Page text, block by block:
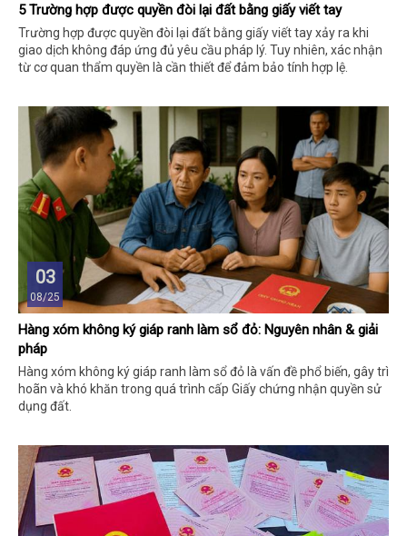
5 Trường hợp được quyền đòi lại đất bằng giấy viết tay
Trường hợp được quyền đòi lại đất bằng giấy viết tay xảy ra khi
giao dịch không đáp ứng đủ yêu cầu pháp lý. Tuy nhiên, xác nhận
từ cơ quan thẩm quyền là cần thiết để đảm bảo tính hợp lệ.
03
08/25
Hàng xóm không ký giáp ranh làm sổ đỏ: Nguyên nhân & giải
pháp
Hàng xóm không ký giáp ranh làm sổ đỏ là vấn đề phổ biến, gây trì
hoãn và khó khăn trong quá trình cấp Giấy chứng nhận quyền sử
dụng đất.